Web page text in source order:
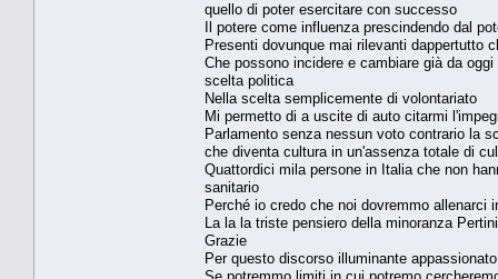
quello di poter esercitare con successo
Il potere come influenza prescindendo dal
Presenti dovunque mai rilevanti dappertutto
Che possono incidere e cambiare già da
scelta politica
Nella scelta semplicemente di volontariato
Mi permetto di a uscite di auto citarmi
Parlamento senza nessun voto contrario la
che diventa cultura in un'assenza totale di
Quattordici mila persone in Italia che non
sanitario
Perché io credo che noi dovremmo allenarci
La la la triste pensiero della minoranza
Grazie
Per questo discorso illuminante appassionato